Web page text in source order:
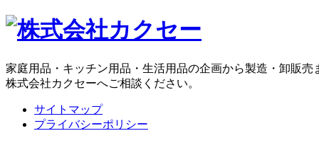
家庭用品・キッチン用品・生活用品の企画から製造・卸販売
株式会社カクセーへご相談ください。
サイトマップ
プライバシーポリシー